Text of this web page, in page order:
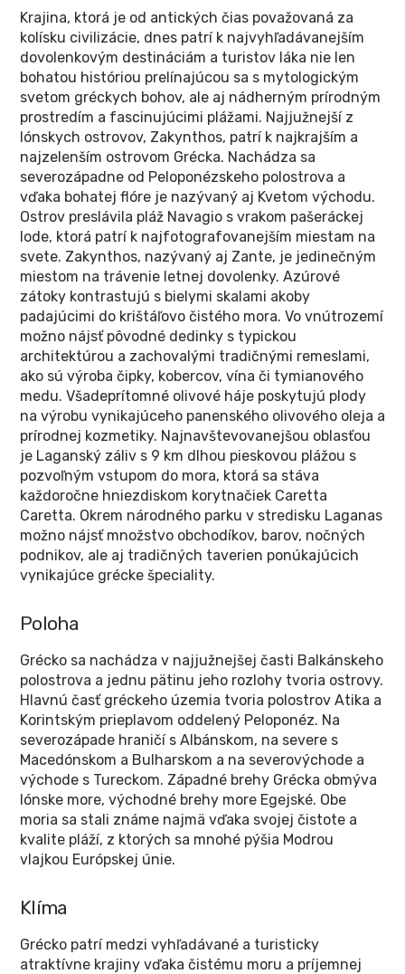
Krajina, ktorá je od antických čias považovaná za
kolísku civilizácie, dnes patrí k najvyhľadávanejším
dovolenkovým destináciám a turistov láka nie len
bohatou históriou prelínajúcou sa s mytologickým
svetom gréckych bohov, ale aj nádherným prírodným
prostredím a fascinujúcimi plážami. Najjužnejší z
Iónskych ostrovov, Zakynthos, patrí k najkrajším a
najzelenším ostrovom Grécka. Nachádza sa
severozápadne od Peloponézskeho polostrova a
vďaka bohatej flóre je nazývaný aj Kvetom východu.
Ostrov preslávila pláž Navagio s vrakom pašeráckej
lode, ktorá patrí k najfotografovanejším miestam na
svete. Zakynthos, nazývaný aj Zante, je jedinečným
miestom na trávenie letnej dovolenky. Azúrové
zátoky kontrastujú s bielymi skalami akoby
padajúcimi do krištáľovo čistého mora. Vo vnútrozemí
možno nájsť pôvodné dedinky s typickou
architektúrou a zachovalými tradičnými remeslami,
ako sú výroba čipky, kobercov, vína či tymianového
medu. Všadeprítomné olivové háje poskytujú plody
na výrobu vynikajúceho panenského olivového oleja a
prírodnej kozmetiky. Najnavštevovanejšou oblasťou
je Laganský záliv s 9 km dlhou pieskovou plážou s
pozvoľným vstupom do mora, ktorá sa stáva
každoročne hniezdiskom korytnačiek Caretta
Caretta. Okrem národného parku v stredisku Laganas
možno nájsť množstvo obchodíkov, barov, nočných
podnikov, ale aj tradičných taverien ponúkajúcich
vynikajúce grécke špeciality.
Poloha
Grécko sa nachádza v najjužnejšej časti Balkánskeho
polostrova a jednu pätinu jeho rozlohy tvoria ostrovy.
Hlavnú časť gréckeho územia tvoria polostrov Atika a
Korintským prieplavom oddelený Peloponéz. Na
severozápade hraničí s Albánskom, na severe s
Macedónskom a Bulharskom a na severovýchode a
východe s Tureckom. Západné brehy Grécka obmýva
Iónske more, východné brehy more Egejské. Obe
moria sa stali známe najmä vďaka svojej čistote a
kvalite pláží, z ktorých sa mnohé pýšia Modrou
vlajkou Európskej únie.
Klíma
Grécko patrí medzi vyhľadávané a turisticky
atraktívne krajiny vďaka čistému moru a príjemnej